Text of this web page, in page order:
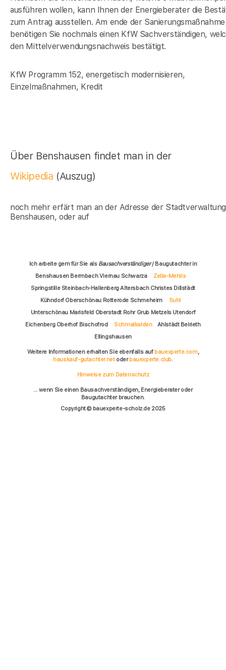
ausführen wollen, kann Ihnen der Energieberater die
zum Antrag ausstellen. Am ende der Sanierungsmaßnahme
benötigen Sie nochmals einen KfW Sachverständigen,
den Mittelverwendungsnachweis bestätigt.
KfW Programm 152, energetisch modernisieren,
Einzelmaßnahmen, Kredit
Über Benshausen findet man in der
Wikipedia (Auszug)
noch mehr erfärt man an der Adresse der
Benshausen, oder auf
Ich arbeite gern für Sie als Bausachverständiger/ Baugutachter in
Benshausen Bermbach Viernau Schwarza
Zella-Mehlis
Springstille Steinbach-Hallenberg Altersbach Christes Dillstädt
Kühndorf Oberschönau Rotterode Schmeheim
Suhl
Unterschönau Marisfeld Oberstadt Rohr Grub Metzels Utendorf
Eichenberg Oberhof Bischofrod
Schmalkalden
Ahlstädt Belrieth
Ellingshausen
Weitere Informationen erhalten Sie ebenfalls auf bauexperte.com,
hauskauf-gutachter.netoderbauexperte.club.
Hinweise zum Datenschutz
... wenn Sie einen Bausachverständigen, Energieberater oder
Baugutachter brauchen.
Copyright © bauexperte-scholz.de 2025